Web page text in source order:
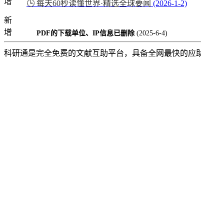
🕒 每天60秒读懂世界·精选全球要闻 (2026-1-2)
新
增
PDF的下载单位、IP信息已删除 (2025-6-4)
科研通是完全免费的文献互助平台，具备全网最快的应